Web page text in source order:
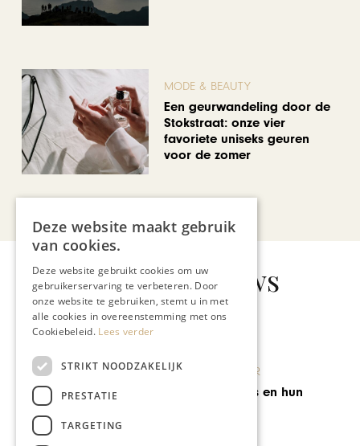
MODE & BEAUTY
Een geurwandeling door de
Stokstraat: onze vier
favoriete uniseks geuren
voor de zomer
Gerelateerd nieuws
KUNST & CULTUUR
Arthur Spronken: ‘Ze zullen
wel denken dat ik antiek
Deze website maakt gebruik
van cookies.
Deze website gebruikt cookies om uw
gebruikerservaring te verbeteren. Door
onze website te gebruiken, stemt u in met
alle cookies in overeenstemming met ons
Cookiebeleid. Lees verder
STRIKT NOODZAKELIJK
PRESTATIE
TARGETING